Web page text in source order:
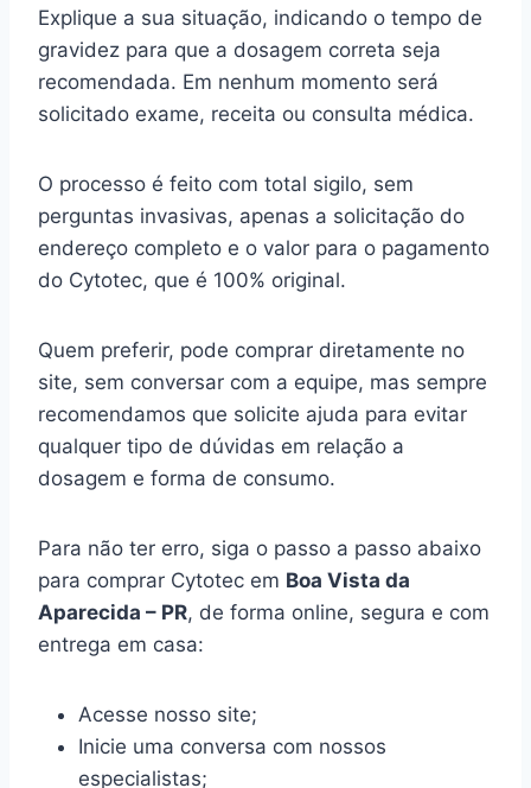
Explique a sua situação, indicando o tempo de
gravidez para que a dosagem correta seja
recomendada. Em nenhum momento será
solicitado exame, receita ou consulta médica.
O processo é feito com total sigilo, sem
perguntas invasivas, apenas a solicitação do
endereço completo e o valor para o pagamento
do Cytotec, que é 100% original.
Quem preferir, pode comprar diretamente no
site, sem conversar com a equipe, mas sempre
recomendamos que solicite ajuda para evitar
qualquer tipo de dúvidas em relação a
dosagem e forma de consumo.
Para não ter erro, siga o passo a passo abaixo
para comprar Cytotec em Boa Vista da
Aparecida – PR, de forma online, segura e com
entrega em casa:
Acesse nosso site;
Inicie uma conversa com nossos
especialistas;